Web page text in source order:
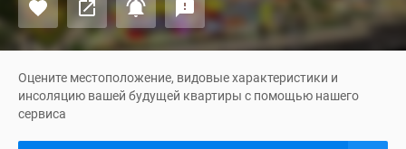
кирпичных
домов
комфорт-
класса
и
находится
в
Оцените местоположение, видовые характеристики и
инсоляцию вашей будущей квартиры с помощью нашего
сервиса